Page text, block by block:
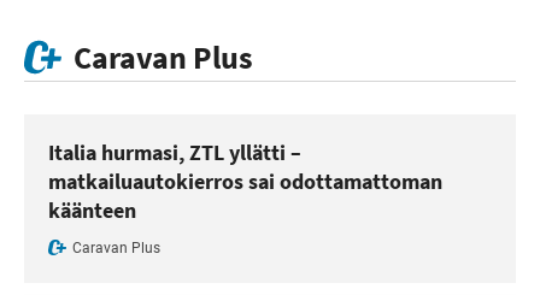
Caravan Plus
Italia hurmasi, ZTL yllätti –
matkailuautokierros sai odottamattoman
käänteen
Caravan Plus